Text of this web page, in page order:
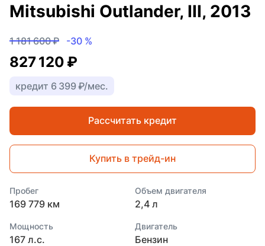
Mitsubishi Outlander, III, 2013
1 181 600 ₽ -30 %
827 120 ₽
кредит 6 399 ₽/мес.
Рассчитать кредит
Купить в трейд-ин
Пробег
169 779 км
Объем двигателя
2,4 л
Мощность
167 л.с.
Двигатель
Бензин